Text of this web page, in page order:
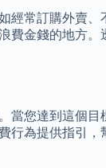
常訂購外賣
費金錢的地方
您達到這個
為提供指引